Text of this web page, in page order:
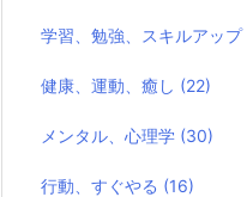
学習、勉強、スキルアップ
健康、運動、癒し (22)
メンタル、心理学 (30)
行動、すぐやる (16)